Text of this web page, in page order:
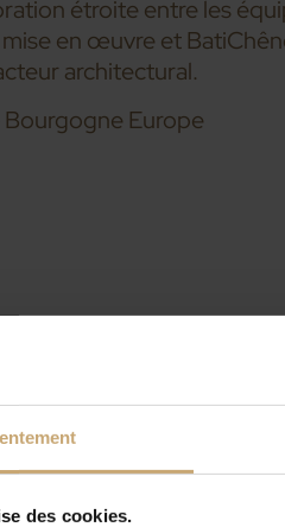
des cookies.
étroite entre les
en œuvre et
architectural.
Bourgogne Europe